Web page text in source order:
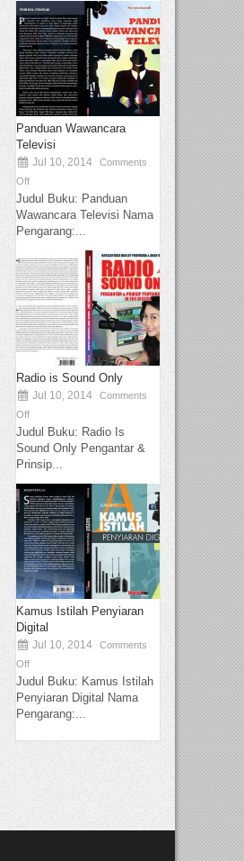
Panduan Wawancara
Televisi
Jul 10, 2014
Comments
Off
Judul Buku: Panduan
Wawancara Televisi Nama
Pengarang:...
Radio is Sound Only
Jul 10, 2014
Comments
Off
Judul Buku: Radio Is
Sound Only Pengantar &
Prinsip...
Kamus Istilah Penyiaran
Digital
Jul 10, 2014
Comments
Off
Judul Buku: Kamus Istilah
Penyiaran Digital Nama
Pengarang:...